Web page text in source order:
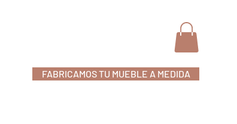
FABRICAMOS TU MUEBLE A MEDIDA